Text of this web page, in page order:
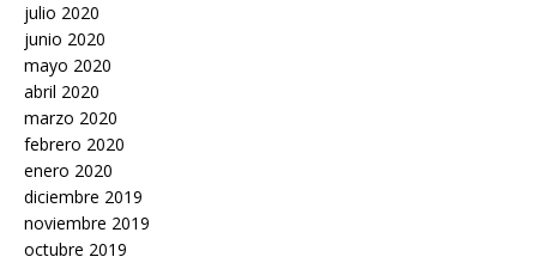
julio 2020
junio 2020
mayo 2020
abril 2020
marzo 2020
febrero 2020
enero 2020
diciembre 2019
noviembre 2019
octubre 2019